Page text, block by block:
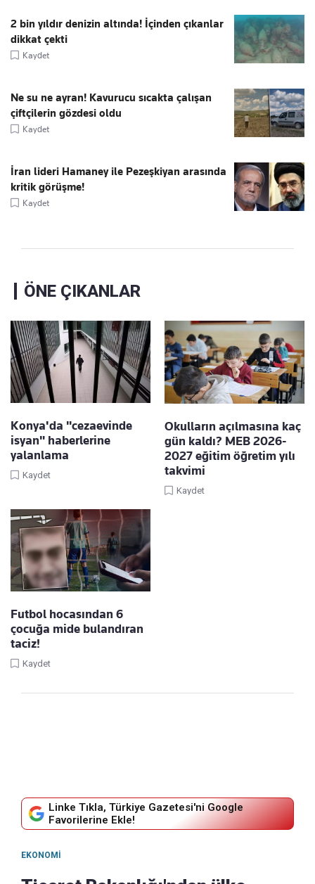
2 bin yıldır denizin altında! İçinden çıkanlar
dikkat çekti
Kaydet
Ne su ne ayran! Kavurucu sıcakta çalışan
çiftçilerin gözdesi oldu
Kaydet
İran lideri Hamaney ile Pezeşkiyan arasında
kritik görüşme!
Kaydet
ÖNE ÇIKANLAR
Konya'da "cezaevinde
isyan" haberlerine
yalanlama
Kaydet
Okulların açılmasına kaç
gün kaldı? MEB 2026-
2027 eğitim öğretim yılı
takvimi
Kaydet
Futbol hocasından 6
çocuğa mide bulandıran
taciz!
Kaydet
Linke Tıkla, Türkiye Gazetesi'ni Google
Favorilerine Ekle!
EKONOMI